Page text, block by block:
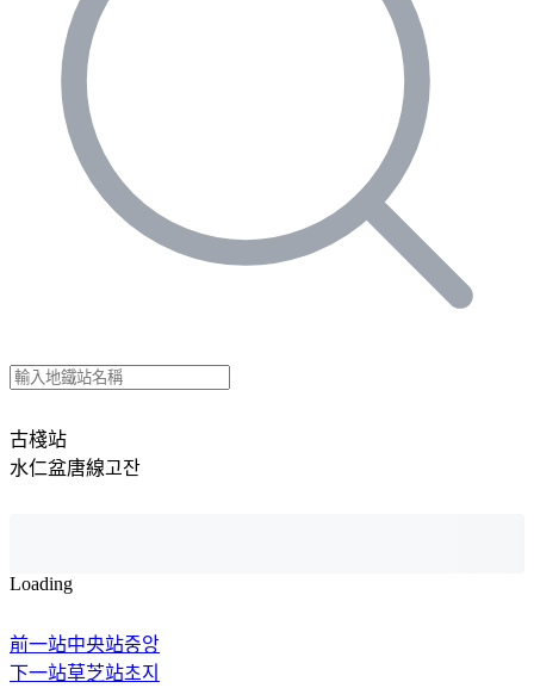
古棧站
水仁盆唐線고잔
Loading
前一站中央站중앙
下一站草芝站초지